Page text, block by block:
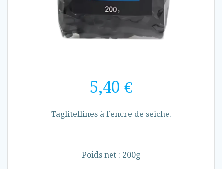
5,40 €
Taglitellines à l’encre de seiche.
Poids net : 200g